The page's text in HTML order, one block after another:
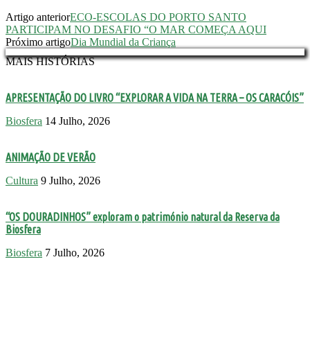
Artigo anteriorECO-ESCOLAS DO PORTO SANTO
PARTICIPAM NO DESAFIO “O MAR COMEÇA AQUI
Próximo artigoDia Mundial da Criança
MAIS HISTÓRIAS
APRESENTAÇÃO DO LIVRO “EXPLORAR A VIDA NA TERRA – OS CARACÓIS”
Biosfera 14 Julho, 2026
ANIMAÇÃO DE VERÃO
Cultura 9 Julho, 2026
“OS DOURADINHOS” exploram o património natural da Reserva da
Biosfera
Biosfera 7 Julho, 2026